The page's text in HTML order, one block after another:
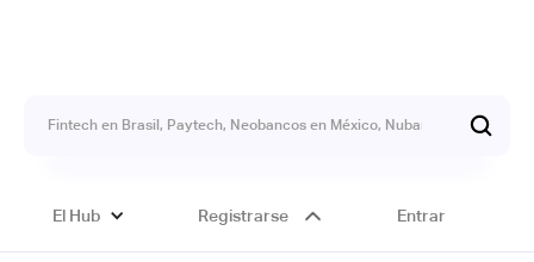
El Hub Registrarse Entrar